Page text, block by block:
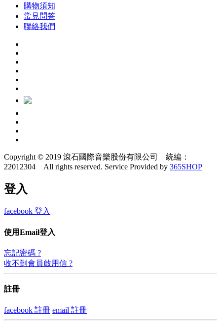
購物須知
常見問答
聯絡我們
Copyright © 2019 滾石國際音樂股份有限公司 統編：
22012304 All rights reserved. Service Provided by 365SHOP
登入
facebook 登入
使用Email登入
忘記密碼 ?
收不到會員啟用信 ?
註冊
facebook 註冊 email 註冊